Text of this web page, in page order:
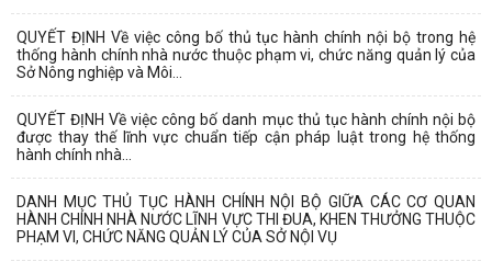
QUYẾT ĐỊNH Về việc công bố thủ tục hành chính nội bộ trong hệ
thống hành chính nhà nước thuộc phạm vi, chức năng quản lý của
Sở Nông nghiệp và Môi...
QUYẾT ĐỊNH Về việc công bố danh mục thủ tục hành chính nội bộ
được thay thế lĩnh vực chuẩn tiếp cận pháp luật trong hệ thống
hành chính nhà...
DANH MỤC THỦ TỤC HÀNH CHÍNH NỘI BỘ GIỮA CÁC CƠ QUAN
HÀNH CHÍNH NHÀ NƯỚC LĨNH VỰC THI ĐUA, KHEN THƯỞNG THUỘC
PHẠM VI, CHỨC NĂNG QUẢN LÝ CỦA SỞ NỘI VỤ